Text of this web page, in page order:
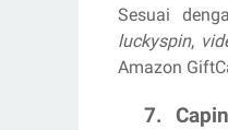
Sesuai
luckyspin,
Amazon
7.